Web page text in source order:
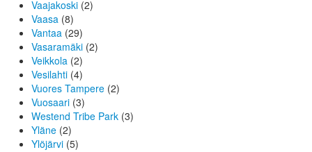
Vaajakoski (2)
Vaasa (8)
Vantaa (29)
Vasaramäki (2)
Veikkola (2)
Vesilahti (4)
Vuores Tampere (2)
Vuosaari (3)
Westend Tribe Park (3)
Yläne (2)
Ylöjärvi (5)